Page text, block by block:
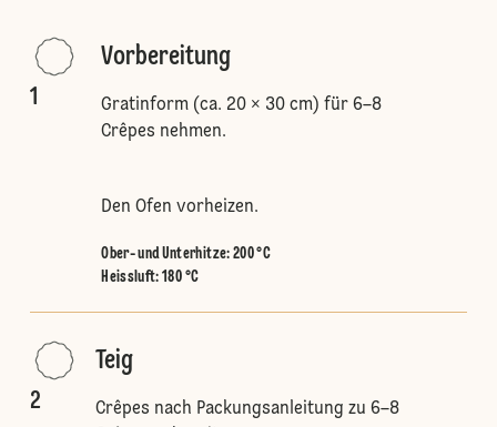
1
Vorbereitung
Gratinform (ca. 20 × 30 cm) für 6–8
Crêpes nehmen.
Den Ofen vorheizen.
Ober- und Unterhitze: 200 °C
Heissluft: 180 °C
2
Teig
Crêpes nach Packungsanleitung zu 6–8